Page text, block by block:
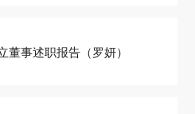
董事述职报告（罗妍）